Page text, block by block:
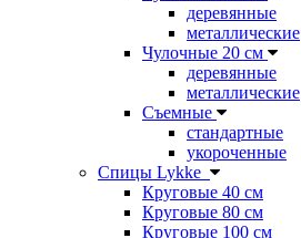
деревянные
металлические
Чулочные 20 см
деревянные
металлические
Съемные
стандартные
укороченные
Спицы Lykke
Круговые 40 см
Круговые 80 см
Круговые 100 см